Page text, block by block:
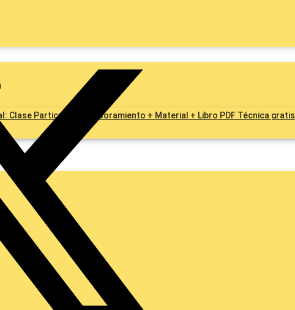
Clase Particular + Asesoramiento + Material + Libro PDF Técnica gratis